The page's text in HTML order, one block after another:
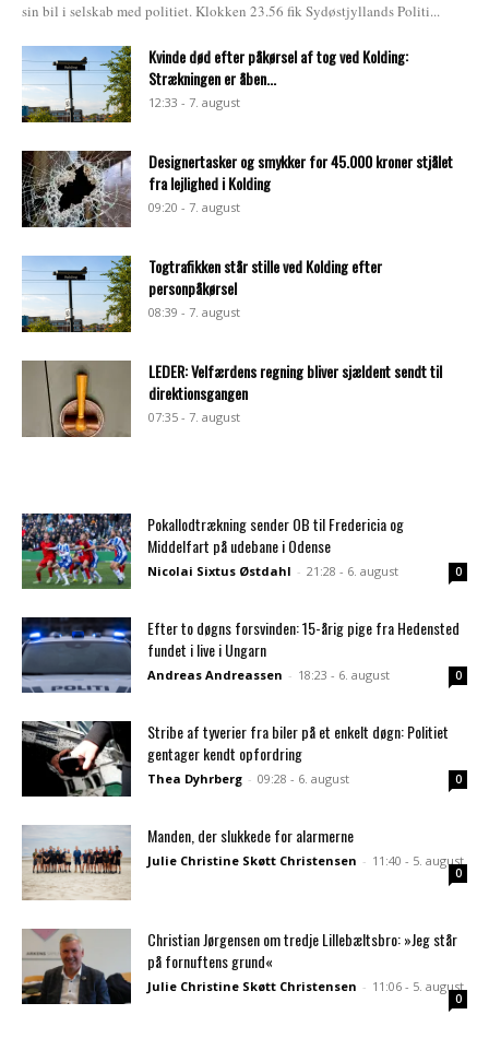
sin bil i selskab med politiet. Klokken 23.56 fik Sydøstjyllands Politi...
Kvinde død efter påkørsel af tog ved Kolding:
Strækningen er åben...
12:33 - 7. august
Designertasker og smykker for 45.000 kroner stjålet
fra lejlighed i Kolding
09:20 - 7. august
Togtrafikken står stille ved Kolding efter
personpåkørsel
08:39 - 7. august
LEDER: Velfærdens regning bliver sjældent sendt til
direktionsgangen
07:35 - 7. august
Pokallodtrækning sender OB til Fredericia og
Middelfart på udebane i Odense
Nicolai Sixtus Østdahl - 21:28 - 6. august 0
Efter to døgns forsvinden: 15-årig pige fra Hedensted
fundet i live i Ungarn
Andreas Andreassen - 18:23 - 6. august 0
Stribe af tyverier fra biler på et enkelt døgn: Politiet
gentager kendt opfordring
Thea Dyhrberg - 09:28 - 6. august 0
Manden, der slukkede for alarmerne
Julie Christine Skøtt Christensen - 11:40 - 5. august
0
Christian Jørgensen om tredje Lillebæltsbro: »Jeg står
på fornuftens grund«
Julie Christine Skøtt Christensen - 11:06 - 5. august
0